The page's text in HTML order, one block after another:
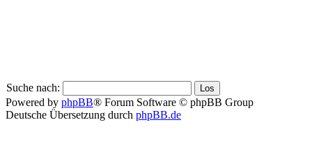
Suche nach:
Powered by phpBB® Forum Software © phpBB Group
Deutsche Übersetzung durch phpBB.de